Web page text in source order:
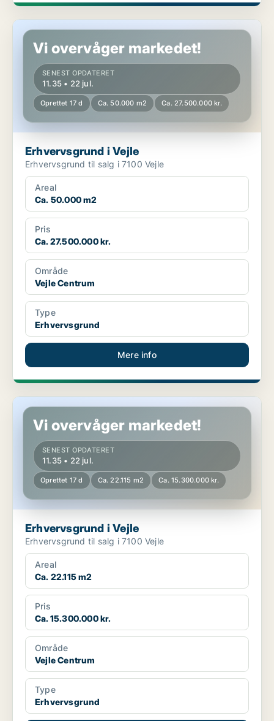
Erhvervsgrund i Vejle
Vi overvåger markedet!
SENEST OPDATERET
11.35 • 22 jul.
Oprettet 17 d Ca. 50.000 m2 Ca. 27.500.000 kr.
Erhvervsgrund i Vejle
Erhvervsgrund til salg i 7100 Vejle
Areal
Ca. 50.000 m2
Pris
Ca. 27.500.000 kr.
Område
Vejle Centrum
Type
Erhvervsgrund
Mere info
Erhvervsgrund i Vejle
Vi overvåger markedet!
SENEST OPDATERET
11.35 • 22 jul.
Oprettet 17 d Ca. 22.115 m2 Ca. 15.300.000 kr.
Erhvervsgrund i Vejle
Erhvervsgrund til salg i 7100 Vejle
Areal
Ca. 22.115 m2
Pris
Ca. 15.300.000 kr.
Område
Vejle Centrum
Type
Erhvervsgrund